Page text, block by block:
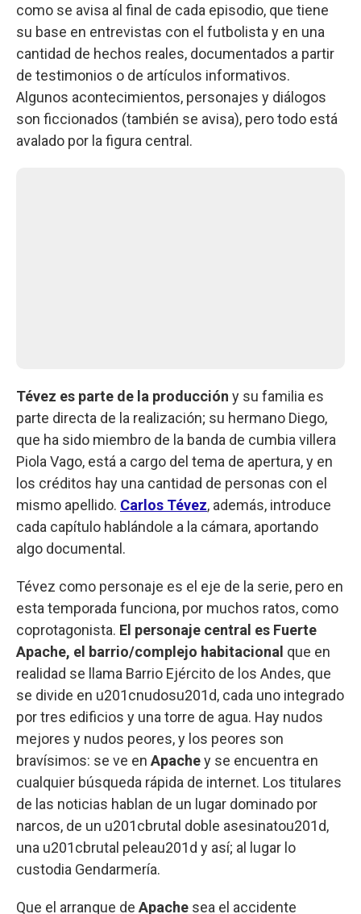
como se avisa al final de cada episodio, que tiene
su base en entrevistas con el futbolista y en una
cantidad de hechos reales, documentados a partir
de testimonios o de artículos informativos.
Algunos acontecimientos, personajes y diálogos
son ficcionados (también se avisa), pero todo está
avalado por la figura central.
Tévez es parte de la producción y su familia es
parte directa de la realización; su hermano Diego,
que ha sido miembro de la banda de cumbia villera
Piola Vago, está a cargo del tema de apertura, y en
los créditos hay una cantidad de personas con el
mismo apellido. Carlos Tévez, además, introduce
cada capítulo hablándole a la cámara, aportando
algo documental.
Tévez como personaje es el eje de la serie, pero en
esta temporada funciona, por muchos ratos, como
coprotagonista. El personaje central es Fuerte
Apache, el barrio/complejo habitacional que en
realidad se llama Barrio Ejército de los Andes, que
se divide en u201cnudosu201d, cada uno integrado
por tres edificios y una torre de agua. Hay nudos
mejores y nudos peores, y los peores son
bravísimos: se ve en Apachey se encuentra en
cualquier búsqueda rápida de internet. Los titulares
de las noticias hablan de un lugar dominado por
narcos, de un u201cbrutal doble asesinatou201d,
una u201cbrutal peleau201d y así; al lugar lo
custodia Gendarmería.
Que el arranque de Apache sea el accidente